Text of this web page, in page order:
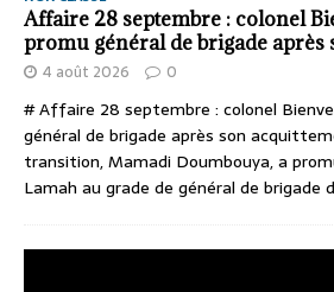
Affaire 28 septembre : colonel
promu général de brigade après
4 août 2026 0
# Affaire 28 septembre : colonel
général de brigade après son
transition, Mamadi Doumbouya, a
Lamah au grade de général de brigade